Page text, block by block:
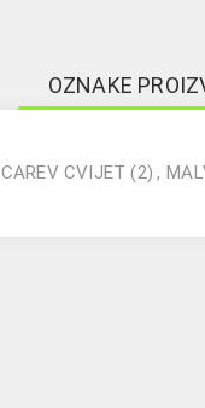
OZNAKE
CAREV CVIJET (2) ,